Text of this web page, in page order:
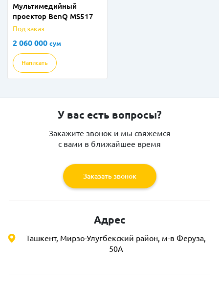
Мультимедийный
проектор BenQ MS517
Под заказ
2 060 000 сум
Написать
У вас есть вопросы?
Закажите звонок и мы свяжемся
с вами в ближайшее время
Заказать звонок
Адрес
Ташкент, Мирзо-Улугбекский район, м-в Феруза,
50А